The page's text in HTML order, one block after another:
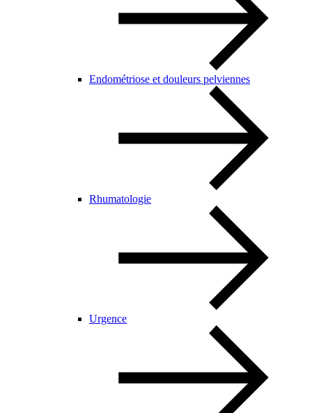
Endométriose et douleurs pelviennes
Rhumatologie
Urgence